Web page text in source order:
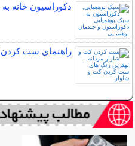
دکوراسیون خانه
راهنمای ست کردن